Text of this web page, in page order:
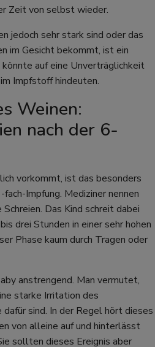
Zeit von selbst wieder.
jedoch sehr stark sind oder das
im Gesicht bekommt, ist ein
auf eine Unverträglichkeit
Impfstoff hindeuten.
Weinen:
nach der 6-
vorkommt, ist das besonders
Impfung. Mediziner nennen
Das Kind schreit dabei
drei Stunden in einer sehr hohen
Phase kaum durch Tragen oder
anstrengend. Man vermutet,
starke Irritation des
sind. In der Regel hört dieses
von alleine auf und hinterlässt
sollten dieses Ereignis aber